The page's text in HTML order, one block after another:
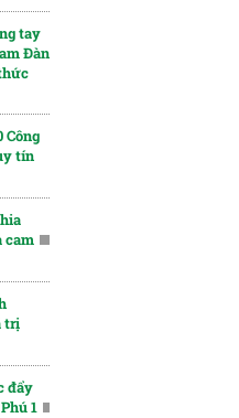
tay
Đàn
Công
tín
cam
trị
đẩy
1